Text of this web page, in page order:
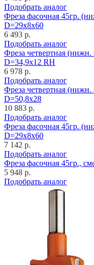
Подобрать аналог
Фреза фасочная 45гр.
D=29x8x60
6 493 р.
Подобрать аналог
Фреза четвертная
D=34,9x12 RH
6 978 р.
Подобрать аналог
Фреза четвертная
D=50,8x28
10 883 р.
Подобрать аналог
Фреза фасочная 45гр.
D=29x8x60
7 142 р.
Подобрать аналог
Фреза фасочная 45гр.,
5 948 р.
Подобрать аналог